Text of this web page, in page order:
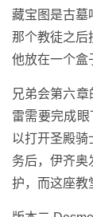
藏宝图是古墓
那个教徒之
他放在一个盒
兄弟会第六章
雷需要完成眼
以打开圣殿
务后，伊齐
护，而这座教